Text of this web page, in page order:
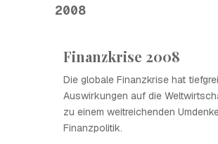
2008
Finanzkrise 2008
Die globale Finanzkrise hat
Auswirkungen auf die
zu einem weitreichenden
Finanzpolitik.